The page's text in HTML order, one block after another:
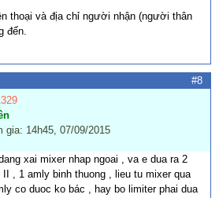
thoại và địa chỉ người nhận (người thân
đến.
#8
gia: 14h45, 07/09/2015
xai mixer nhap ngoai , va e dua ra 2
, 1 amly binh thuong , lieu tu mixer qua
co duoc ko bác , hay bo limiter phai dua